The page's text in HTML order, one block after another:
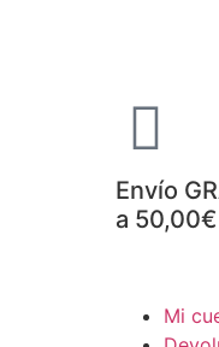
Envío
a 50,00€
Mi